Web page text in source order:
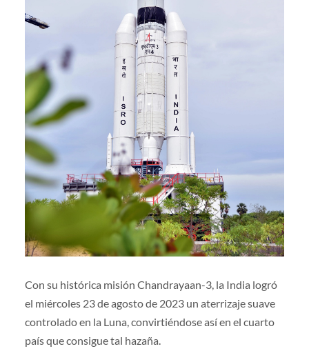
Con su histórica misión Chandrayaan-3, la India logró
el miércoles 23 de agosto de 2023 un aterrizaje suave
controlado en la Luna, convirtiéndose así en el cuarto
país que consigue tal hazaña.